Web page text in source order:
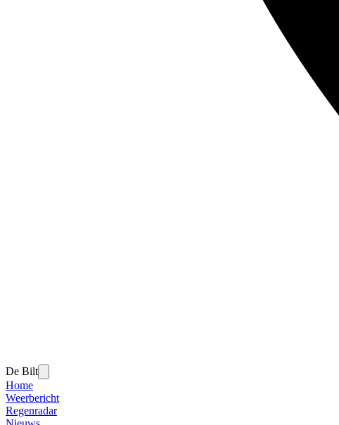
De Bilt
Home
Weerbericht
Regenradar